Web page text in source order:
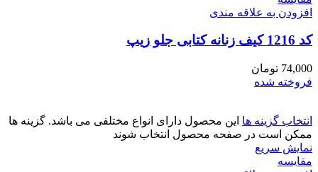
افزودن به علاقه مندی
کد 1216 کیف زنانه کتابی جلو زیپ
74,000 تومان
فروخته شده
انتخاب گزینه ها این محصول دارای انواع مختلفی می باشد. گزینه ها
ممکن است در صفحه محصول انتخاب شوند
نمایش سریع
مقايسه